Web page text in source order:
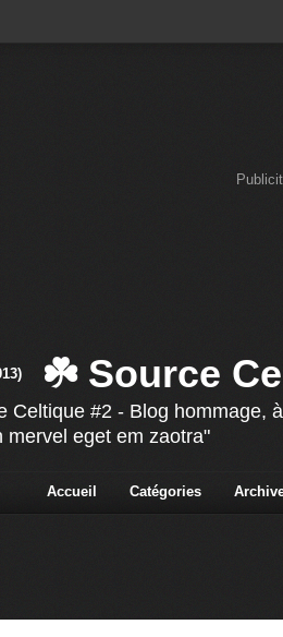
☘️ Source
Celtique #2 - Blog hommage,
mervel eget em zaotra"
Accueil Catégories